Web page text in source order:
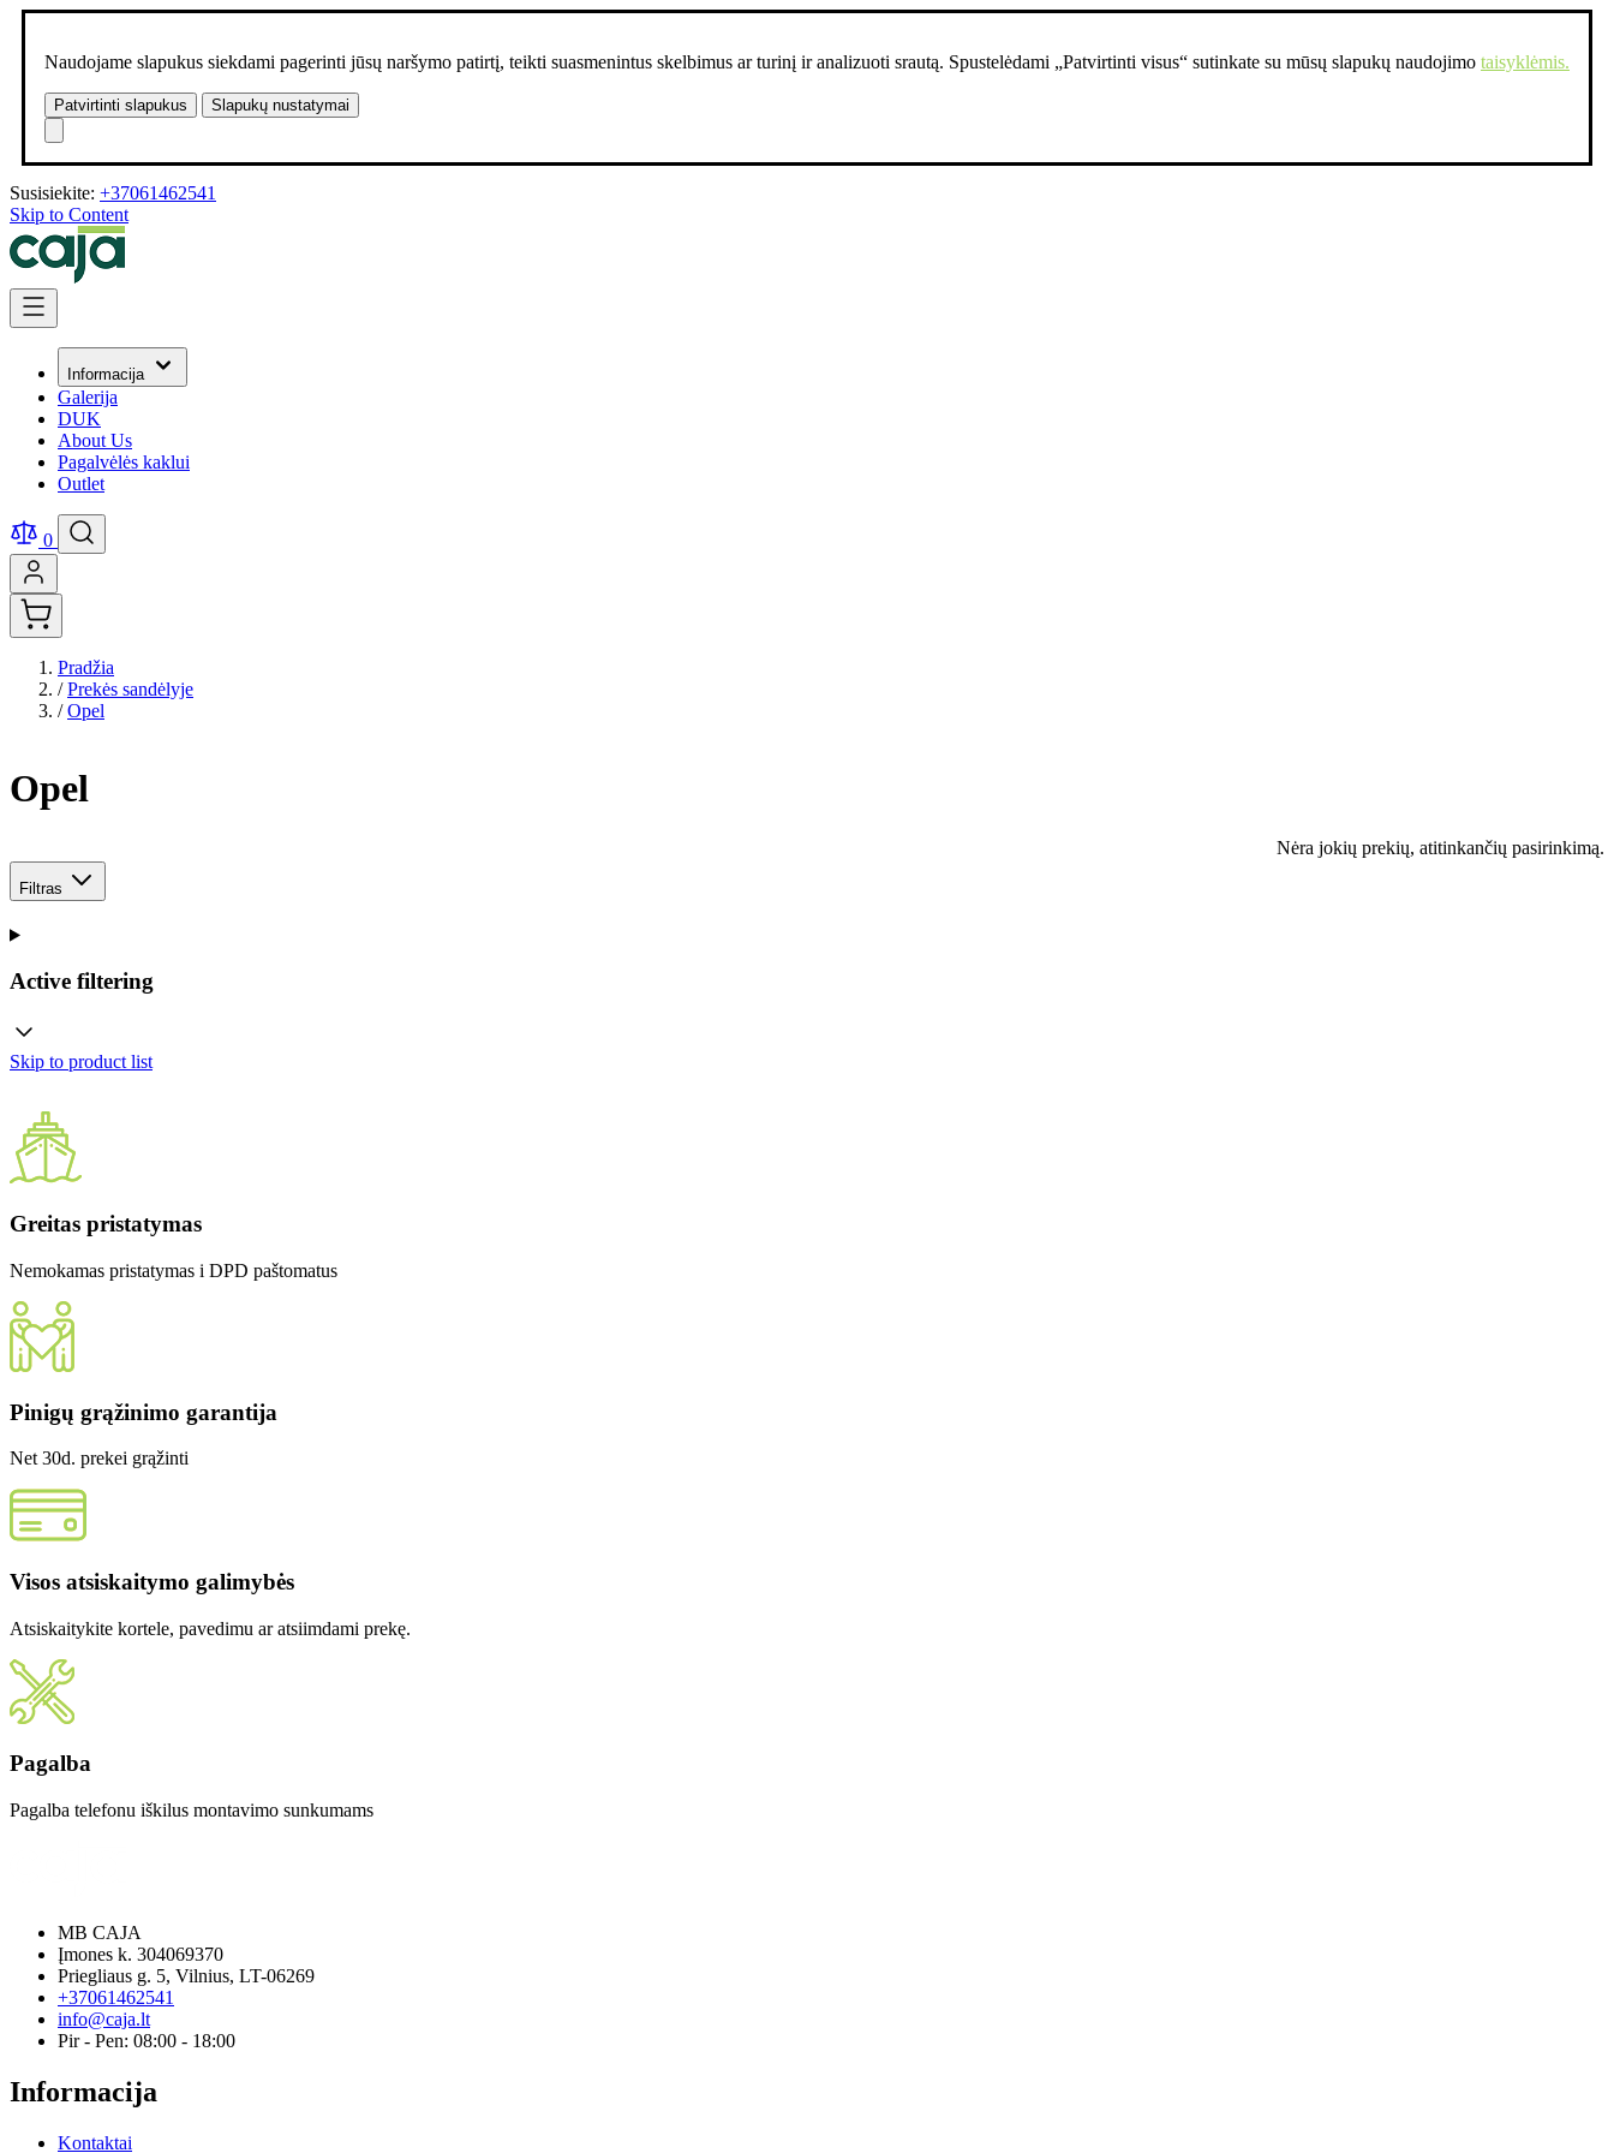
Naudojame slapukus siekdami pagerinti jūsų naršymo patirtį, teikti suasmenintus skelbimus ar turinį ir analizuoti srautą. Spustelėdami „Patvirtinti visus“ sutinkate su mūsų slapukų naudojimo taisyklėmis.
Patvirtinti slapukus Slapukų nustatymai
Susisiekite: +37061462541
Skip to Content
Informacija
Galerija
DUK
About Us
Pagalvėlės kaklui
Outlet
0
Pradžia
/ Prekės sandėlyje
/ Opel
Opel
Filtras
Active filtering
Skip to product list
Nėra jokių prekių, atitinkančių pasirinkimą.
Greitas pristatymas
Nemokamas pristatymas i DPD paštomatus
Pinigų grąžinimo garantija
Net 30d. prekei grąžinti
Visos atsiskaitymo galimybės
Atsiskaitykite kortele, pavedimu ar atsiimdami prekę.
Pagalba
Pagalba telefonu iškilus montavimo sunkumams
MB CAJA
Įmones k. 304069370
Priegliaus g. 5, Vilnius, LT-06269
+37061462541
info@caja.lt
Pir - Pen: 08:00 - 18:00
Informacija
Kontaktai